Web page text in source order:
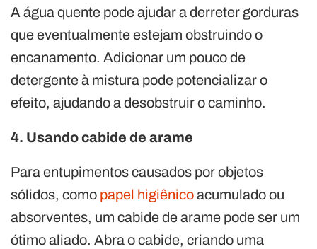
A água quente pode ajudar a derreter gorduras
que eventualmente estejam obstruindo o
encanamento. Adicionar um pouco de
detergente à mistura pode potencializar o
efeito, ajudando a desobstruir o caminho.
4. Usando cabide de arame
Para entupimentos causados por objetos
sólidos, como papel higiênicoacumulado ou
absorventes, um cabide de arame pode ser um
ótimo aliado. Abra o cabide, criando uma